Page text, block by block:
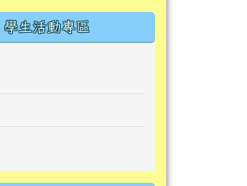
學生活動專區